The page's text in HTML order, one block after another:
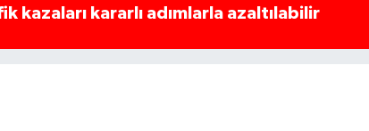
kazaları kararlı adımlarla azaltılabilir